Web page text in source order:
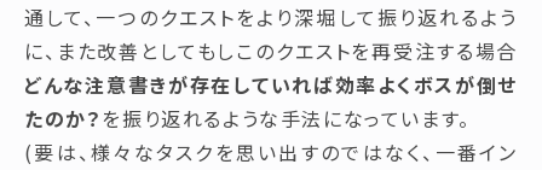
通して、一つのクエストをより深堀して振り返れるよう
に、また改善としてもしこのクエストを再受注する場合
どんな注意書きが存在していれば効率よくボスが倒せ
たのか？ を振り返れるような手法になっています。
(要は、様々なタスクを思い出すのではなく、一番イン